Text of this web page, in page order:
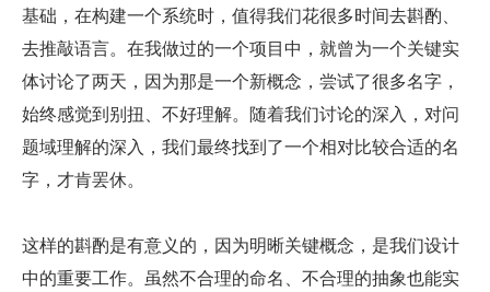
基础，在构建一个系统时，值得我们花很多时间去斟酌、
去推敲语言。在我做过的一个项目中，就曾为一个关键实
体讨论了两天，因为那是一个新概念，尝试了很多名字，
始终感觉到别扭、不好理解。随着我们讨论的深入，对问
题域理解的深入，我们最终找到了一个相对比较合适的名
字，才肯罢休。
这样的斟酌是有意义的，因为明晰关键概念，是我们设计
中的重要工作。虽然不合理的命名、不合理的抽象也能实